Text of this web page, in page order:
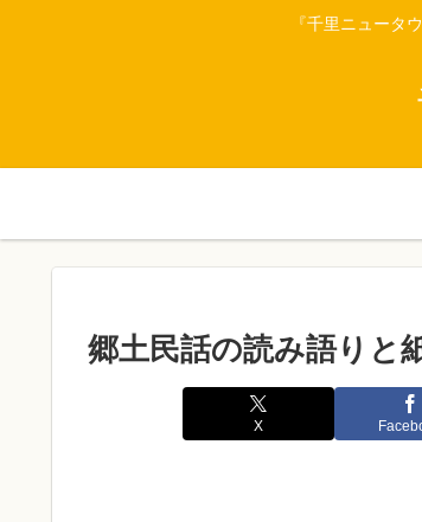
『千里ニュータ
郷土民話の読み語りと
X